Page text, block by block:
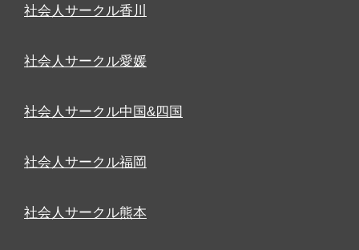
社会人サークル香川
社会人サークル愛媛
社会人サークル中国&四国
社会人サークル福岡
社会人サークル熊本